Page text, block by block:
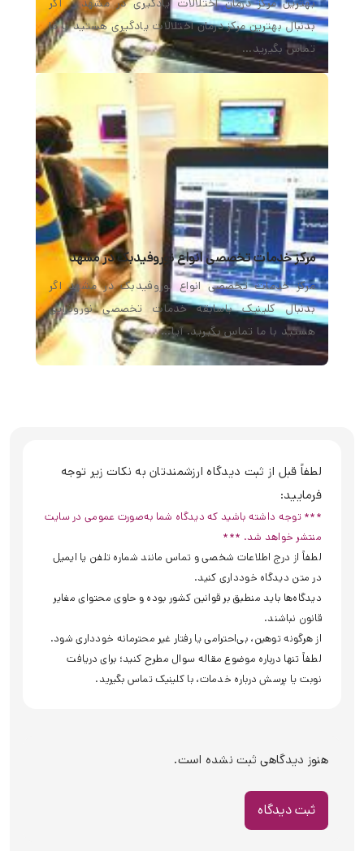
بهترین مرکز درمان اختلالات یادگیری در مشهد اگر
بدنبال بهترین مرکز درمان اختلالات یادگیری هستید با ما
تماس بگیرید…
مرکز خدمات تخصصی انواع نوروفیدبک در مشهد
مرکز خدمات تخصصی انواع نوروفیدبک در مشهد اگر
بدنبال کلینیک باسابقه خدمات تخصصی نوروتراپی
هستید با ما تماس بگیرید. آیا…
لطفاً قبل از ثبت دیدگاه ارزشمندتان به نکات زیر توجه
فرمایید:
*** توجه داشته باشید که دیدگاه شما به‌صورت عمومی در سایت
منتشر خواهد شد. ***
لطفاً از درج اطلاعات شخصی و تماس مانند شماره تلفن یا ایمیل
در متن دیدگاه خودداری کنید.
دیدگاه‌ها باید منطبق بر قوانین کشور بوده و حاوی محتوای مغایر
قانون نباشند.
از هرگونه توهین، بی‌احترامی یا رفتار غیر محترمانه خودداری شود.
لطفاً تنها درباره موضوع مقاله سوال مطرح کنید؛ برای دریافت
نوبت یا پرسش درباره خدمات، با کلینیک تماس بگیرید.
هنوز دیدگاهی ثبت نشده است.
ثبت دیدگاه